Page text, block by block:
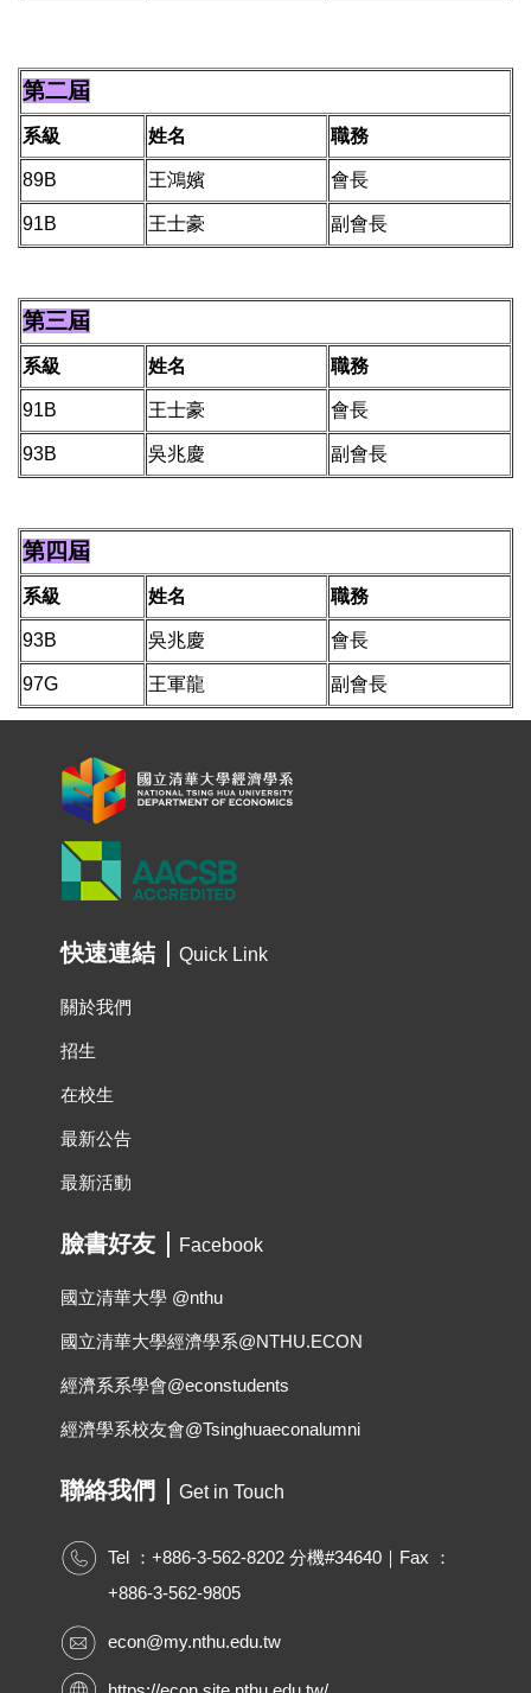
第二屆
系級 姓名 職務
89B 王鴻嬪 會長
91B 王士豪 副會長
第三屆
系級 姓名 職務
91B 王士豪 會長
93B 吳兆慶 副會長
第四屆
系級 姓名 職務
93B 吳兆慶 會長
97G 王軍龍 副會長
快速連結 Quick Link
關於我們
招生
在校生
最新公告
最新活動
臉書好友 Facebook
國立清華大學 @nthu
國立清華大學經濟學系@NTHU.ECON
經濟系系學會@econstudents
經濟學系校友會@Tsinghuaeconalumni
聯絡我們 Get in Touch
Tel ：+886-3-562-8202 分機#34640｜Fax ：
+886-3-562-9805
econ@my.nthu.edu.tw